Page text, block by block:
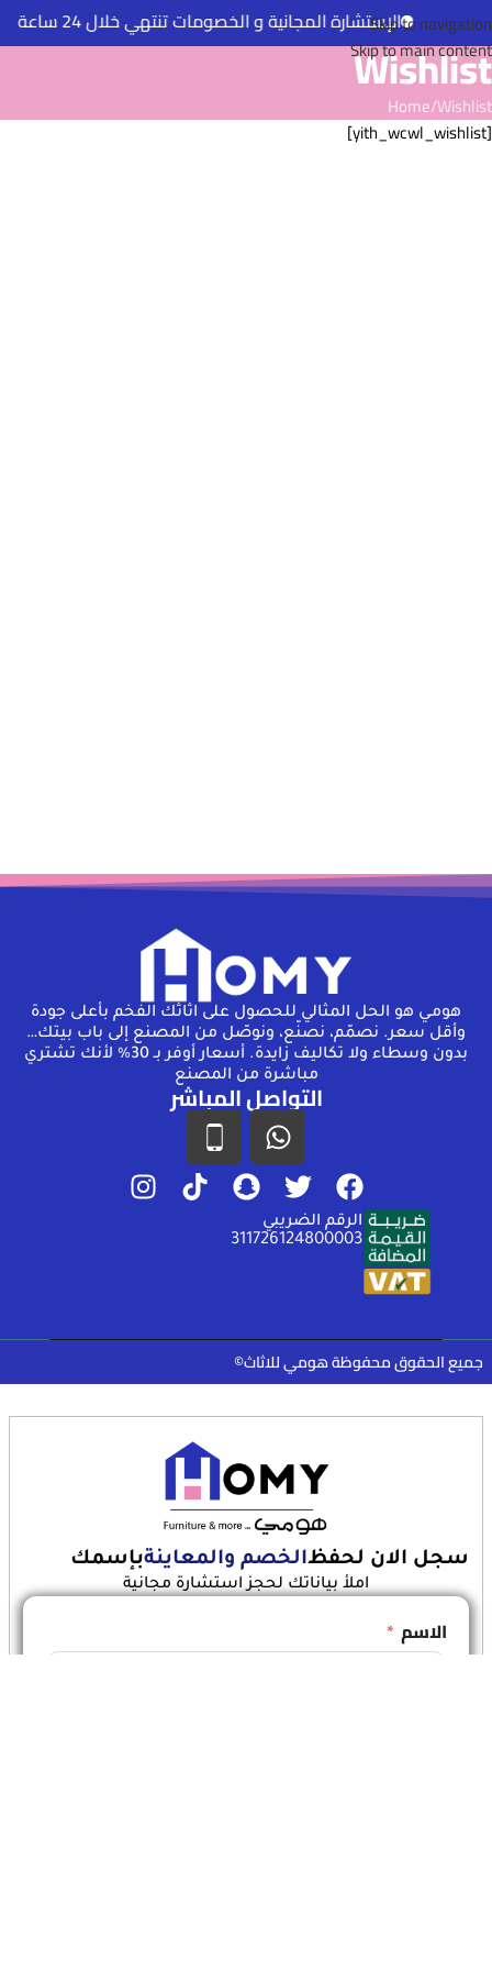
الإستشارة المجانية و الخصومات تنتهي خلال 24 ساعةSkip to navigation
Skip to main content
Wishlist
Home Wishlist
[yith_wcwl_wishlist]
هومـي هو الحل المثالي للحصول على اثاثك الفخم بأعلى جودة
وأقل سعر. نصمّم، نصنّع، ونوصّل من المصنع إلى باب بيتك…
بدون وسطاء ولا تكاليف زايدة. أسعار أوفر بـ 30% لأنك تشتري
مباشرة من المصنع
التواصل المباشر
الرقم الضريبي
311726124800003
جميع الحقوق محفوظة هومي للاثاث©
سجل الان لحفظالخصم والمعاينةبإسمك
املأ بياناتك لحجز استشارة مجانية
الاسم